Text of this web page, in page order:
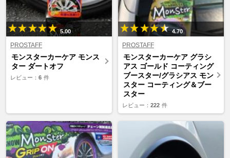
5.00
PROSTAFF
モンスターカーケア モンス
ター ダートオフ
レビュー： 6 件
4.70
PROSTAFF
モンスターカーケア グラシ
アス ゴールド コーティング
ブースター/グラシアス モン
スター コーティング＆ブー
スター
レビュー： 222 件